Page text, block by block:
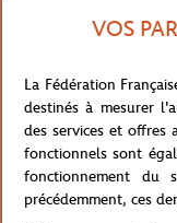
Photo représentant
Photographe : DR / FFT
Référence :RPPU1521-
VOS
La Fédération
destinés à mesurer
des services et offres
fonctionnels sont
fonctionnement du
précédemment, ces